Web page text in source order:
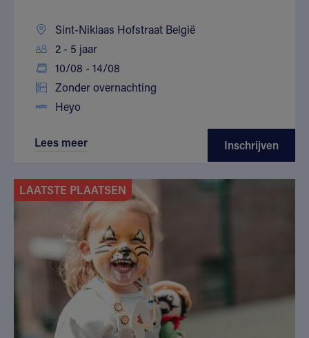
Sint-Niklaas Hofstraat België
2 - 5 jaar
10/08 - 14/08
Zonder overnachting
Heyo
Lees meer Inschrijven
LAATSTE PLAATSEN